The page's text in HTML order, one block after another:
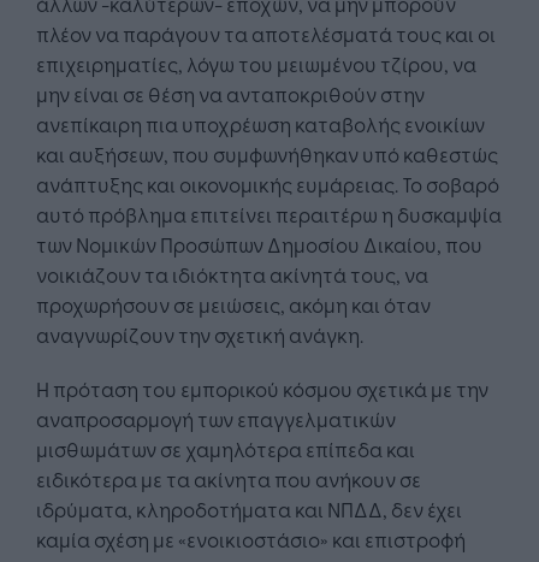
πλέον να παράγουν τα αποτελέσματά τους και οι
επιχειρηματίες, λόγω του μειωμένου τζίρου, να
μην είναι σε θέση να ανταποκριθούν στην
ανεπίκαιρη πια υποχρέωση καταβολής ενοικίων
και αυξήσεων, που συμφωνήθηκαν υπό καθεστώς
ανάπτυξης και οικονομικής ευμάρειας. Το σοβαρό
αυτό πρόβλημα επιτείνει περαιτέρω η δυσκαμψία
των Νομικών Προσώπων Δημοσίου Δικαίου, που
νοικιάζουν τα ιδιόκτητα ακίνητά τους, να
προχωρήσουν σε μειώσεις, ακόμη και όταν
αναγνωρίζουν την σχετική ανάγκη.
Η πρόταση του εμπορικού κόσμου σχετικά με την
αναπροσαρμογή των επαγγελματικών
μισθωμάτων σε χαμηλότερα επίπεδα και
ειδικότερα με τα ακίνητα που ανήκουν σε
ιδρύματα, κληροδοτήματα και ΝΠΔΔ, δεν έχει
καμία σχέση με «ενοικιοστάσιο» και επιστροφή